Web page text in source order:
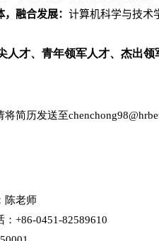
，融合发展： 计算机科学与技术
人才、青年领军人才、杰出领
将简历发送至
陈老师
+86-0451-82589610